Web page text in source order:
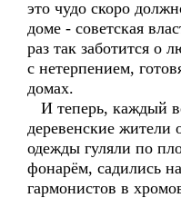
это чудо скоро
доме - советская
раз так заботится о
с нетерпением,
домах.
И теперь, каждый
деревенские жители
одежды гуляли по
фонарём, садились
гармонистов в